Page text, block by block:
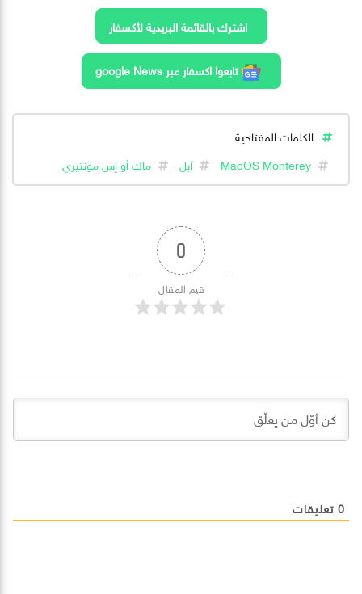
اشترك بالقائمة البريدية لأكسفار
تابعوا اكسفار عبر google News
الكلمات المفتاحية
MacOS Monterey
آبل ماك أو إس مونتيري
0
قيم المقال
0 تعليقات